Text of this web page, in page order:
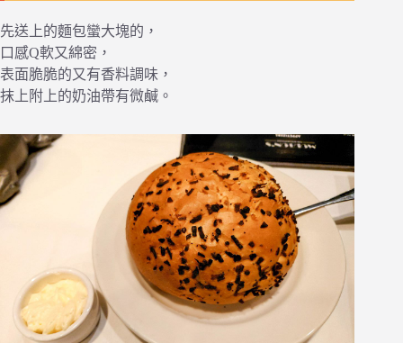
先送上的麵包蠻大塊的，
口感Q軟又綿密，
表面脆脆的又有香料調味，
抹上附上的奶油帶有微鹹。